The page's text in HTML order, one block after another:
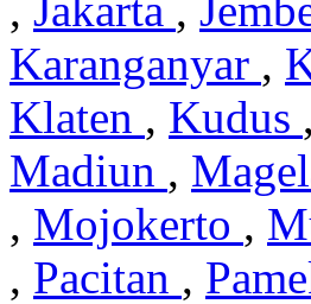
Karanganyar ,
Klaten , Kudus ,
Madiun ,
, Mojokerto ,
, Pacitan ,